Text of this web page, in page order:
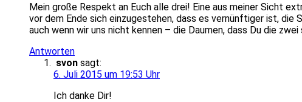
Mein große Respekt an Euch alle drei! Eine aus meiner Sicht
vor dem Ende sich einzugestehen, dass es vernünftiger ist,
auch wenn wir uns nicht kennen – die Daumen, dass Du die
Antworten
svon sagt:
6. Juli 2015 um 19:53 Uhr
Ich danke Dir!